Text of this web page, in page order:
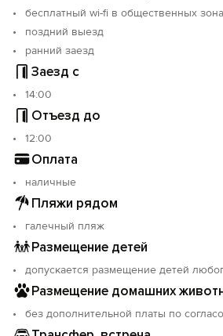
бесплатный wi-fi в общественных
поздний выезд
ранний заезд
Заезд с
14:00
Отъезд до
12:00
Оплата
наличные
Пляжи рядом
галечный пляж
Размещение детей
допускается размещение детей
Размещение домашних
без дополнительной платы по